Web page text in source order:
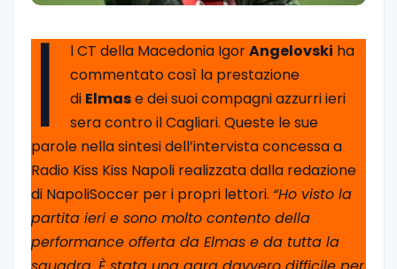
I l CT della Macedonia IgorAngelovski ha
commentato così la prestazione
di Elmase dei suoi compagni azzurri ieri
sera contro il Cagliari. Queste le sue
parole nella sintesi dell’intervista concessa a
Radio Kiss Kiss Napoli realizzata dalla redazione
di NapoliSoccer per i propri lettori. “Ho visto la
partita ieri e sono molto contento della
performance offerta da Elmas e da tutta la